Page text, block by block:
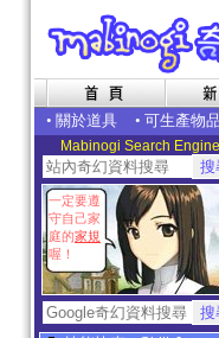
• 關於道具 • 可生產物品
Mabinogi Search Engine
一定要遵
守自己家
庭的家規
喔！